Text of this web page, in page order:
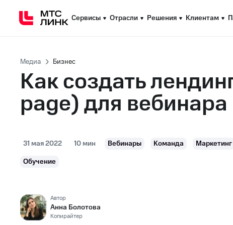
Сервисы Отрасли Решения Клиентам
Сервисы Отрасли Решения Клиентам
Медиа Бизнес
Как создать
page) для вебинара
31 мая 2022 10 мин Вебинары Команда
Маркетинг
Обучение
Автор
Анна Болотова
Копирайтер